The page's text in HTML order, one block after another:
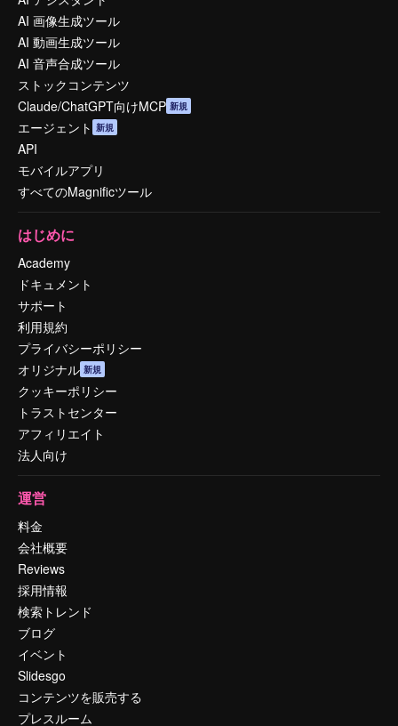
AI 画像生成ツール
AI 動画生成ツール
AI 音声合成ツール
ストックコンテンツ
Claude/ChatGPT向けMCP 新規
エージェント 新規
API
モバイルアプリ
すべてのMagnificツール
はじめに
Academy
ドキュメント
サポート
利用規約
プライバシーポリシー
オリジナル 新規
クッキーポリシー
トラストセンター
アフィリエイト
法人向け
運営
料金
会社概要
Reviews
採用情報
検索トレンド
ブログ
イベント
Slidesgo
コンテンツを販売する
プレスルーム